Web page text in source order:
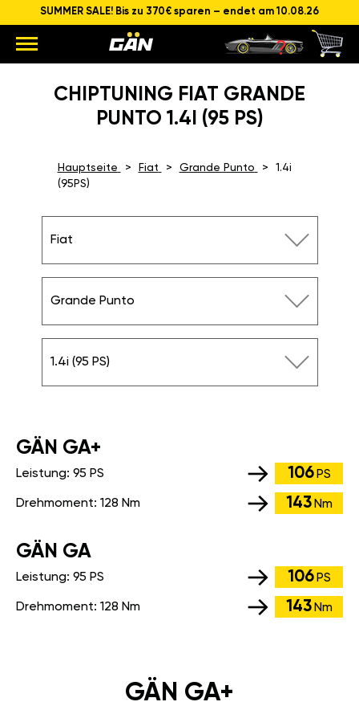
SUMMER SALE! Bis zu 370€ sparen – endet am 10.08.26
CHIPTUNING FIAT GRANDE
PUNTO 1.4I (95 PS)
Hauptseite Fiat Grande Punto
1.4i
(95PS)
Fiat
Grande Punto
1.4i (95 PS)
GÄN GA+
Leistung: 95 PS 106 PS
Drehmoment: 128 Nm 143 Nm
GÄN GA
Leistung: 95 PS 106 PS
Drehmoment: 128 Nm 143 Nm
GÄN GA+